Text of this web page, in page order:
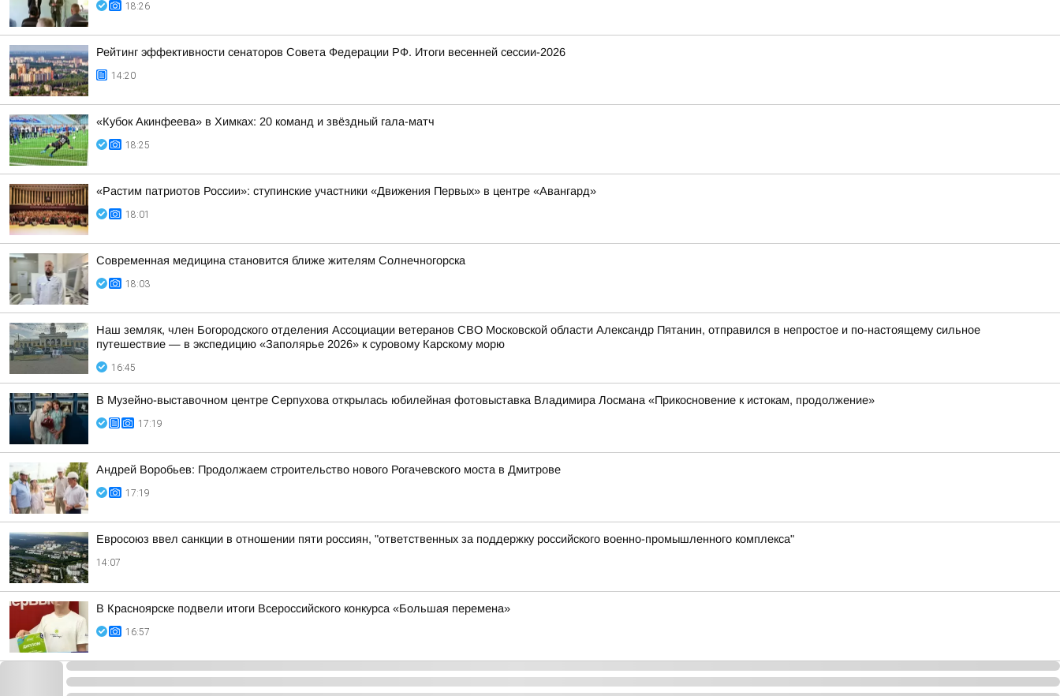
18:26
Рейтинг эффективности сенаторов Совета Федерации РФ. Итоги весенней сессии-2026
14:20
«Кубок Акинфеева» в Химках: 20 команд и звёздный гала-матч
18:25
«Растим патриотов России»: ступинские участники «Движения Первых» в центре «Авангард»
18:01
Современная медицина становится ближе жителям Солнечногорска
18:03
Наш земляк, член Богородского отделения Ассоциации ветеранов СВО Московской области Александр Пятанин, отправился в непростое и по-настоящему сильное
путешествие — в экспедицию «Заполярье 2026» к суровому Карскому морю
16:45
В Музейно-выставочном центре Серпухова открылась юбилейная фотовыставка Владимира Лосмана «Прикосновение к истокам, продолжение»
17:19
Андрей Воробьев: Продолжаем строительство нового Рогачевского моста в Дмитрове
17:19
Евросоюз ввел санкции в отношении пяти россиян, "ответственных за поддержку российского военно-промышленного комплекса"
14:07
В Красноярске подвели итоги Всероссийского конкурса «Большая перемена»
16:57